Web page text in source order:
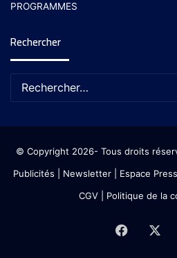
PROGRAMMES
Rechercher
© Copyright 2026- Tous droits
Publicités
Newsletter| Espace
CGV| Politique de la